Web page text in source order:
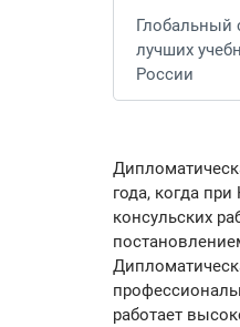
Глобальный
лучших
России
года, когда
консульских
работает